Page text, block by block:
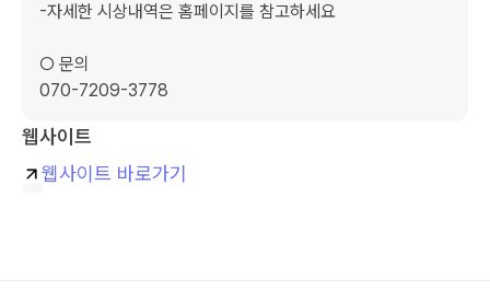
-자세한 시상내역은 홈페이지를 참고하세요
○ 문의
070-7209-3778
웹사이트
웹사이트 바로가기